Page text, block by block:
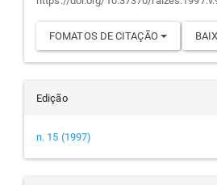
FOMATOS DE CITAÇÃO
Edição
n. 15 (1997)